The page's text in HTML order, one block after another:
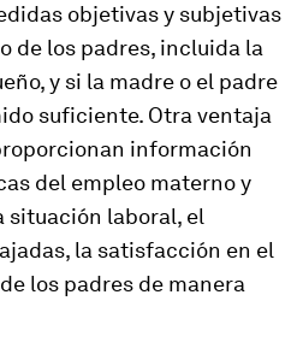
objetivas y subjetivas
de los padres, incluida la
y si la madre o el padre
suficiente. Otra ventaja
información
del empleo materno y
situación laboral, el
la satisfacción en el
los padres de manera